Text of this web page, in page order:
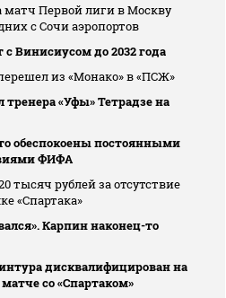
матч Первой лиги в Москву
с Сочи аэропортов
с Винисиусом до 2032 года
из «Монако» в «ПСЖ»
«Уфы» Тетрадзе на
обеспокоены постоянными
ФИФА
тысяч рублей за отсутствие
«Спартака»
Карпин наконец-то
дисквалифицирован на
со «Спартаком»